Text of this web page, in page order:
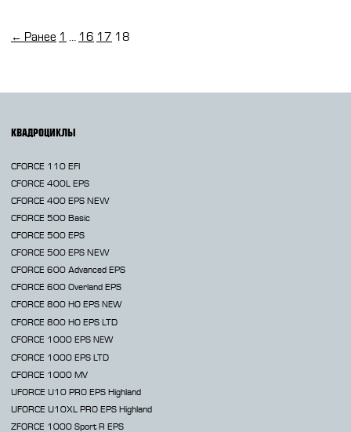
← Ранее 1 … 16 17 18
КВАДРОЦИКЛЫ
CFORCE 110 EFI
CFORCE 400L EPS
CFORCE 400 EPS NEW
CFORCE 500 Basic
CFORCE 500 EPS
CFORCE 500 EPS NEW
CFORCE 600 Advanced EPS
CFORCE 600 Overland EPS
CFORCE 800 HO EPS NEW
CFORCE 800 HO EPS LTD
CFORCE 1000 EPS NEW
CFORCE 1000 EPS LTD
CFORCE 1000 MV
UFORCE U10 PRO EPS Highland
UFORCE U10XL PRO EPS Highland
ZFORCE 1000 Sport R EPS